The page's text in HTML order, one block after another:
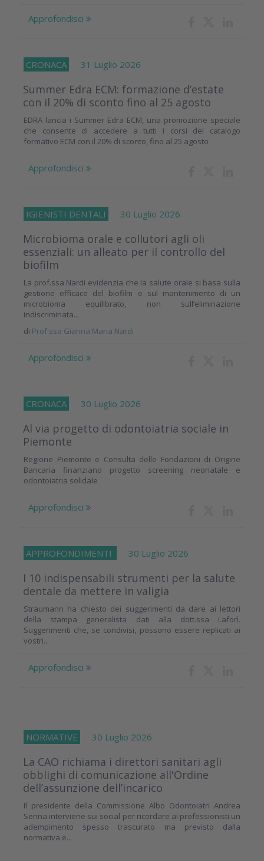
Approfondisci
CRONACA 31 Luglio 2026
Summer Edra ECM: formazione d’estate
con il 20% di sconto fino al 25 agosto
EDRA lancia i Summer Edra ECM, una promozione speciale
che consente di accedere a tutti i corsi del catalogo
formativo ECM con il 20% di sconto, fino al 25 agosto
Approfondisci
IGIENISTI DENTALI 30 Luglio 2026
Microbioma orale e collutori agli oli
essenziali: un alleato per il controllo del
biofilm
La prof.ssa Nardi evidenzia che la salute orale si basa sulla
gestione efficace del biofilm e sul mantenimento di un
microbioma equilibrato, non sull’eliminazione
indiscriminata...
di Prof.ssa Gianna Maria Nardi
Approfondisci
CRONACA 30 Luglio 2026
Al via progetto di odontoiatria sociale in
Piemonte
Regione Piemonte e Consulta delle Fondazioni di Origine
Bancaria finanziano progetto screening neonatale e
odontoiatria solidale
Approfondisci
APPROFONDIMENTI 30 Luglio 2026
I 10 indispensabili strumenti per la salute
dentale da mettere in valigia
Straumann ha chiesto dei suggerimenti da dare ai lettori
della stampa generalista dati alla dott.ssa Laforì.
Suggerimenti che, se condivisi, possono essere replicati ai
vostri...
Approfondisci
NORMATIVE 30 Luglio 2026
La CAO richiama i direttori sanitari agli
obblighi di comunicazione all'Ordine
dell’assunzione dell’incarico
Il presidente della Commissione Albo Odontoiatri Andrea
Senna interviene sui social per ricordare ai professionisti un
adempimento spesso trascurato ma previsto dalla
normativa e...